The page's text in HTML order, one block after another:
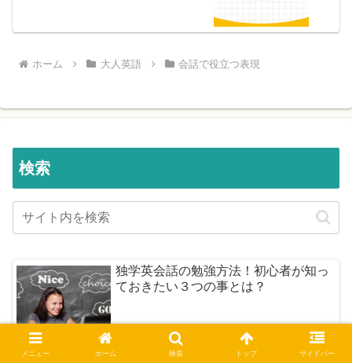
ホーム 大人英語 会話で役立つ表現
検索
独学英会話の勉強方法！初心者が知っ
ておきたい３つの事とは？
メニュー ホーム 検索 トップ サイドバー